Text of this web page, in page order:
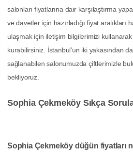
salonları fiyatlarına dair karşılaştırma
ve davetler için hazırladığı fiyat aralıkları
ulaşmak için iletişim bilgilerimizi
kurabilirsiniz. İstanbul’un iki yakasından
sağlanabilen salonumuzda çiftlerimizle
bekliyoruz.
Sophia Çekmeköy Sıkça
Sophia Çekmeköy düğün fiyatları